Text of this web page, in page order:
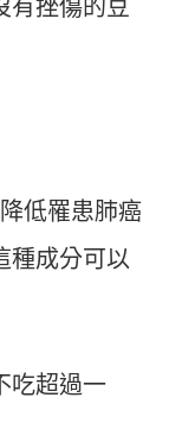
有挫傷的豆
低罹患肺癌
種成分可以
吃超過一